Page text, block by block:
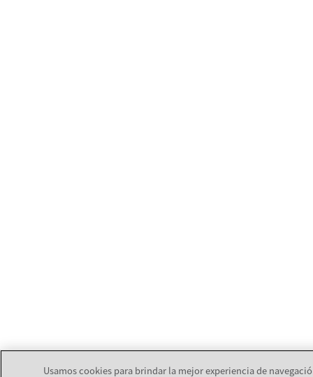
Usamos cookies para brindar la mejor experiencia de